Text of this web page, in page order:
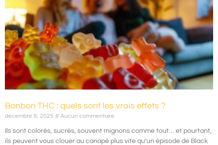
Bonbon THC : quels sont les vrais effets ?
décembre 8, 2025 Aucun commentaire
Ils sont colorés, sucrés, souvent mignons comme tout… et pourtant,
ils peuvent vous clouer au canapé plus vite qu’un épisode de Black